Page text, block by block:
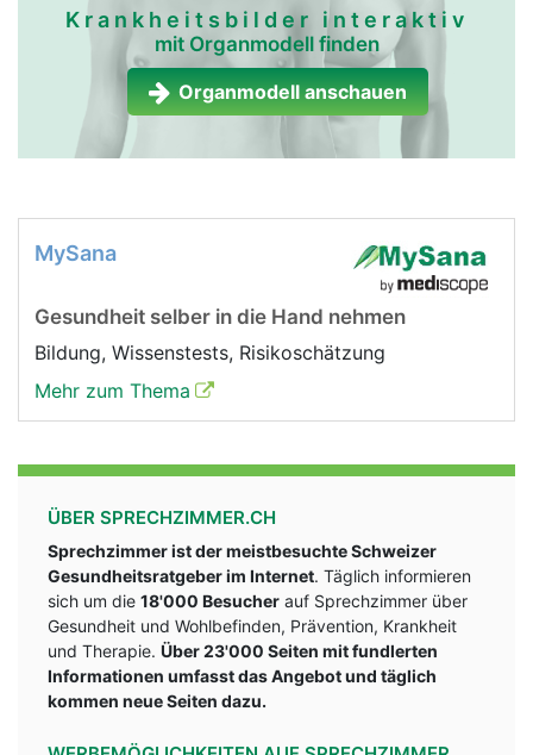
Krankheitsbilder interaktiv
mit Organmodell finden
Organmodell anschauen
MySana
Gesundheit selber in die Hand nehmen
Bildung, Wissenstests, Risikoschätzung
Mehr zum Thema
ÜBER SPRECHZIMMER.CH
Sprechzimmer ist der meistbesuchte Schweizer
Gesundheitsratgeber im Internet. Täglich informieren
sich um die 18'000 Besucher auf Sprechzimmer über
Gesundheit und Wohlbefinden, Prävention, Krankheit
und Therapie. Über 23'000 Seiten mit fundlerten
Informationen umfasst das Angebot und täglich
kommen neue Seiten dazu.